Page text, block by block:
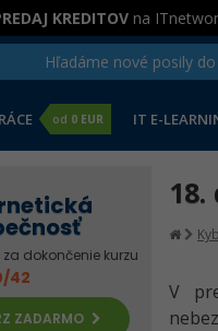
KREDITOV na
Hľadáme nové posily
od 0 EUR IT E-
dokončenie kurzu
42
ZADARMO
- Tvorba
systém
systém
SW
hesiel a
V